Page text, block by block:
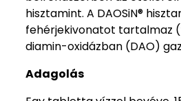
hisztamint. A DAOSiN®
fehérjekivonatot tartalmaz
diamin-oxidázban (DAO)
Adagolás